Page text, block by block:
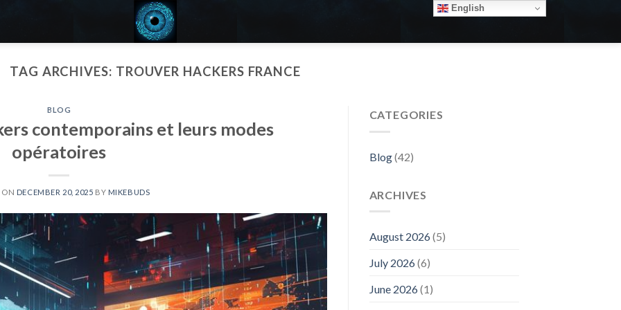
TAG ARCHIVES: TROUVER HACKERS FRANCE
BLOG
contemporains et leurs modes
opératoires
ON DECEMBER 20, 2025 BY MIKEBUDS
CATEGORIES
Blog(42)
ARCHIVES
August 2026(5)
July 2026(6)
June 2026(1)
English